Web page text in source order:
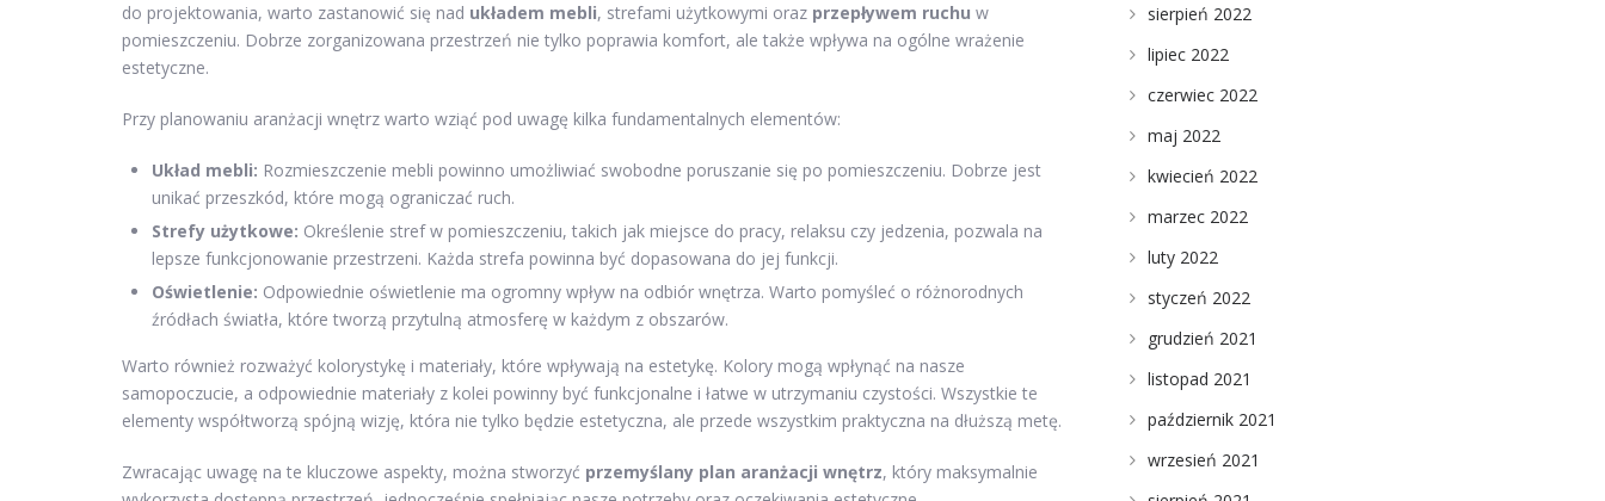
do projektowania, warto zastanowić się nad układem mebli, strefami użytkowymi oraz przepływem ruchu w
pomieszczeniu. Dobrze zorganizowana przestrzeń nie tylko poprawia komfort, ale także wpływa na ogólne wrażenie
estetyczne.
Przy planowaniu aranżacji wnętrz warto wziąć pod uwagę kilka fundamentalnych elementów:
Układ mebli: Rozmieszczenie mebli powinno umożliwiać swobodne poruszanie się po pomieszczeniu. Dobrze jest
unikać przeszkód, które mogą ograniczać ruch.
Strefy użytkowe: Określenie stref w pomieszczeniu, takich jak miejsce do pracy, relaksu czy jedzenia, pozwala na
lepsze funkcjonowanie przestrzeni. Każda strefa powinna być dopasowana do jej funkcji.
Oświetlenie: Odpowiednie oświetlenie ma ogromny wpływ na odbiór wnętrza. Warto pomyśleć o różnorodnych
źródłach światła, które tworzą przytulną atmosferę w każdym z obszarów.
Warto również rozważyć kolorystykę i materiały, które wpływają na estetykę. Kolory mogą wpłynąć na nasze
samopoczucie, a odpowiednie materiały z kolei powinny być funkcjonalne i łatwe w utrzymaniu czystości. Wszystkie te
elementy współtworzą spójną wizję, która nie tylko będzie estetyczna, ale przede wszystkim praktyczna na dłuższą metę.
Zwracając uwagę na te kluczowe aspekty, można stworzyć przemyślany plan aranżacji wnętrz, który maksymalnie
sierpień 2022
lipiec 2022
czerwiec 2022
maj 2022
kwiecień 2022
marzec 2022
luty 2022
styczeń 2022
grudzień 2021
listopad 2021
październik 2021
wrzesień 2021